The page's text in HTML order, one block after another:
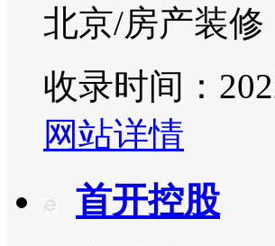
北京/房产装修
收录时间：
网站详情
首开控股